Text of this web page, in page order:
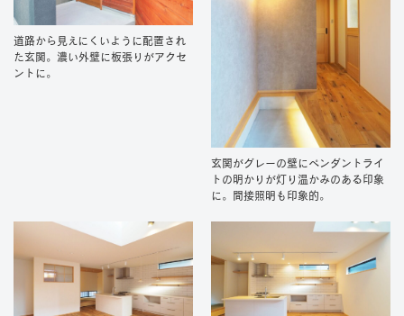
道路から見えにくいように配置され
た玄関。濃い外壁に板張りがアクセ
ントに。
玄関がグレーの壁にペンダントライ
トの明かりが灯り温かみのある印象
に。間接照明も印象的。